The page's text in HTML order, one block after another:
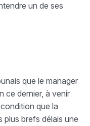
un de ses
que le manager
ce dernier, à venir
que la
plus brefs délais une